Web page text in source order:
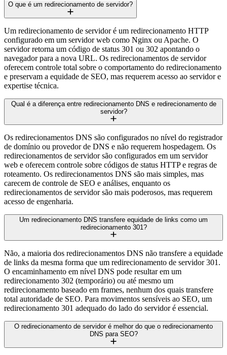
O que é um redirecionamento de servidor?
Um redirecionamento de servidor é um redirecionamento HTTP
configurado em um servidor web como Nginx ou Apache. O
servidor retorna um código de status 301 ou 302 apontando o
navegador para a nova URL. Os redirecionamentos de servidor
oferecem controle total sobre o comportamento do redirecionamento
e preservam a equidade de SEO, mas requerem acesso ao servidor e
expertise técnica.
Qual é a diferença entre redirecionamento DNS e redirecionamento de
servidor?
Os redirecionamentos DNS são configurados no nível do registrador
de domínio ou provedor de DNS e não requerem hospedagem. Os
redirecionamentos de servidor são configurados em um servidor
web e oferecem controle sobre códigos de status HTTP e regras de
roteamento. Os redirecionamentos DNS são mais simples, mas
carecem de controle de SEO e análises, enquanto os
redirecionamentos de servidor são mais poderosos, mas requerem
acesso de engenharia.
Um redirecionamento DNS transfere equidade de links como um
redirecionamento 301?
Não, a maioria dos redirecionamentos DNS não transfere a equidade
de links da mesma forma que um redirecionamento de servidor 301.
O encaminhamento em nível DNS pode resultar em um
redirecionamento 302 (temporário) ou até mesmo um
redirecionamento baseado em frames, nenhum dos quais transfere
total autoridade de SEO. Para movimentos sensíveis ao SEO, um
redirecionamento 301 adequado do lado do servidor é essencial.
O redirecionamento de servidor é melhor do que o redirecionamento
DNS para SEO?